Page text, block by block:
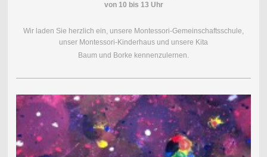
von 10 bis 13 Uhr
Wir laden Sie herzlich ein, unsere Montessori-Gemeinschaftsschule,
unser Montessori-Kinderhaus und unsere Kita
Baum und Borke kennenzulernen.